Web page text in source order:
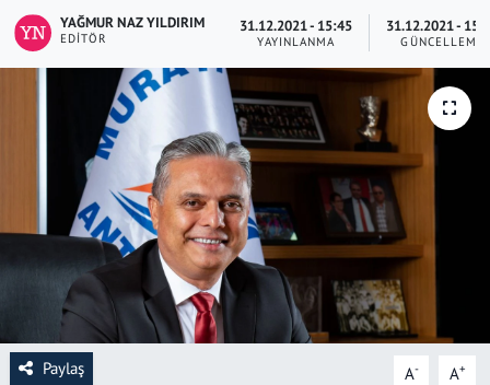
YAĞMUR NAZ YILDIRIM
EDITÖR
31.12.2021 - 15:45
YAYINLANMA
31.12.2021 -
GÜNCELLEME
Paylaş A- A+
EKONOMİ
ASAYİŞ
SPOR
SAĞLIK
YAŞAM
KÜLTÜR SANAT
EĞİTİM
Son Dakika Haberleri
Haber Arşivi